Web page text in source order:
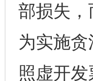
部损失
为实施
照虚开